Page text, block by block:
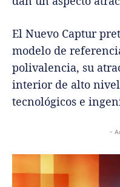
El Nuevo Captur
modelo de
polivalencia, su
interior de alto
tecnológicos e
-